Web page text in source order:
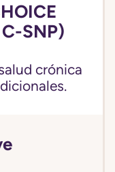
SNP)
crónica